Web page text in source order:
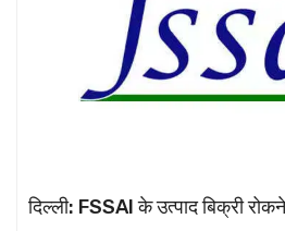
दिल्ली: FSSAI के उत्पाद बिक्री